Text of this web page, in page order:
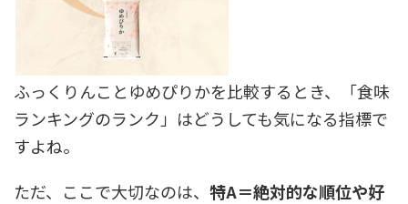
ふっくりんことゆめぴりかを比較するとき、「食味
ランキングのランク」はどうしても気になる指標で
すよね。
ただ、ここで大切なのは、 特A＝絶対的な順位や好